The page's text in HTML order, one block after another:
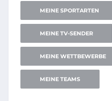
MEINE SPORTARTEN
MEINE TV-SENDER
MEINE WETTBEWERBE
MEINE TEAMS